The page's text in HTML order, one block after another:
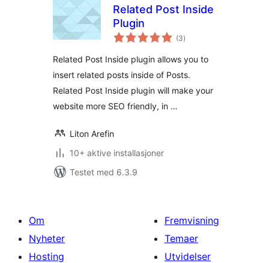
Related Post Inside
Plugin
(3totale
vurderinger
)
Related Post Inside plugin allows you to
insert related posts inside of Posts.
Related Post Inside plugin will make your
website more SEO friendly, in …
Liton Arefin
10+ aktive installasjoner
Testet med 6.3.9
Om
Nyheter
Hosting
Fremvisning
Temaer
Utvidelser